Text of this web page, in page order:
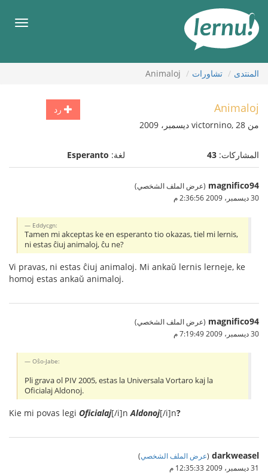
المحتويات
قائمة
المنتدى تشاورات Animaloj
رد Animaloj
من victornino, 28 ديسمبر، 2009
المشاركات: 43 لغة: Esperanto
magnifico94 (عرض الملف الشخصي)
30 ديسمبر، 2009 2:36:56 م
Eddycgn:
Tamen mi akceptas ke en esperanto tio okazas, tiel mi lernis,
ni estas ĉiuj animaloj, ĉu ne?
Vi pravas, ni estas ĉiuj animaloj. Mi ankaŭ lernis lerneje, ke
homoj estas ankaŭ animaloj.
magnifico94 (عرض الملف الشخصي)
30 ديسمبر، 2009 7:19:49 م
Oŝo-Jabe:
Pli grava ol PIV 2005, estas la Universala Vortaro kaj la
Oficialaj Aldonoj.
Kie mi povas legi Oficialaj[/i]n Aldonoj[/i]n?
darkweasel
(عرض الملف الشخصي)
31 ديسمبر، 2009 12:35:33 م